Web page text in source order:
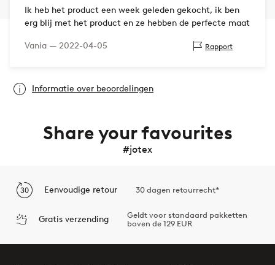
Ik heb het product een week geleden gekocht, ik ben
erg blij met het product en ze hebben de perfecte maat
Vania — 2022-04-05 Rapport
Informatie over beoordelingen
Share your favourites
#jotex
Eenvoudige retour 30 dagen retourrecht*
Gratis verzending
Geldt voor standaard pakketten
boven de 129 EUR